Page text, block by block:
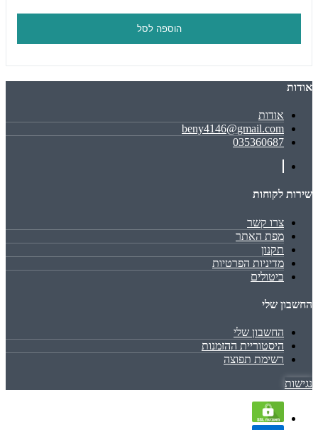
הוספה לסל
אודות
אודות
beny4146@gmail.com
035360687
שירות לקוחות
צרו קשר
מפת האתר
תקנון
מדיניות הפרטיות
ביטולים
החשבון שלי
החשבון שלי
היסטוריית ההזמנות
רשימת תפוצה
נגישות